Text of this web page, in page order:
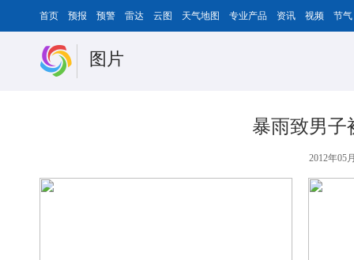
首页 预报 预警 雷达 云图 天气地图 专业产品 资讯 视频 节气
图片
暴雨致男子
2012年05